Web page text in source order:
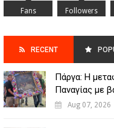
Fans Followers
RECENT
Πάργα: Η
Παναγίας με
Aug 07, 2026